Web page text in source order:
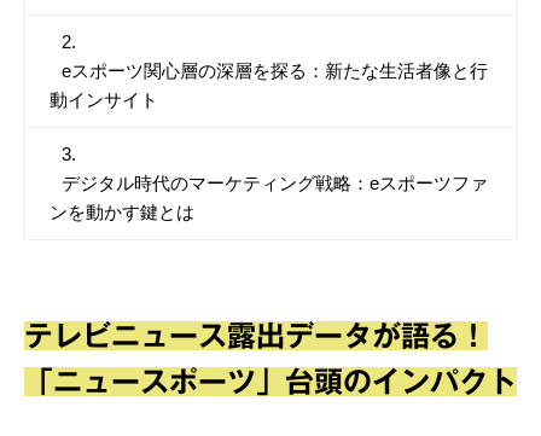
eスポーツ関心層の深層を探る：新たな生活者像と行
動インサイト
デジタル時代のマーケティング戦略：eスポーツファ
ンを動かす鍵とは
テレビニュース露出データが語る！
「ニュースポーツ」台頭のインパクト